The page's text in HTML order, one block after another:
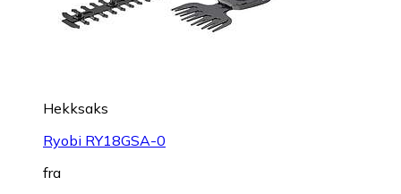
Hekksaks
Ryobi RY18GSA-0
fra